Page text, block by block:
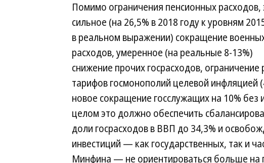
Помимо ограничения пенсионных расходов,
сильное (на 26,5% в 2018 году к уровням
в реальном выражении) сокращение
расходов, умеренное (на реальные 8-13%)
снижение прочих госрасходов, ограничение
тарифов госмонополий целевой инфляцией
новое сокращение госслужащих на 10%
целом это должно обеспечить
доли госрасходов в ВВП до 34,3% и
инвестиций — как государственных, так и
Минфина — не ориентироваться больше на